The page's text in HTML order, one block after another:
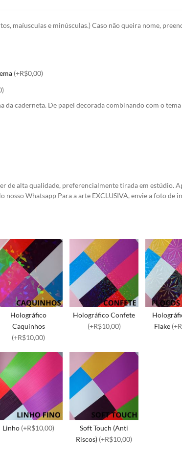
maíusculas e minúsculas.) Caso não queira nome,
(+R$0,00)
da caderneta. De papel decorada combinando com o tema
de alta qualidade, preferencialmente tirada em estúdio.
Whatsapp Para a arte EXCLUSIVA, envie a foto de
Holográfico
Caquinhos
(+R$10,00)
Holográfico Confete
(+R$10,00)
Flake
Linho (+R$10,00)
Soft Touch (Anti
Riscos) (+R$10,00)